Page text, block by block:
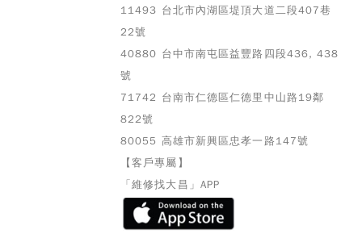
11493 台北市內湖區堤頂大道二段407巷
22號
40880 台中市南屯區益豐路四段436, 438
號
71742 台南市仁德區仁德里中山路19鄰
822號
80055 高雄市新興區忠孝一路147號
【客戶專屬】
「維修找大昌」APP